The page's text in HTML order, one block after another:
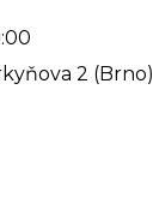
2 (Brno)